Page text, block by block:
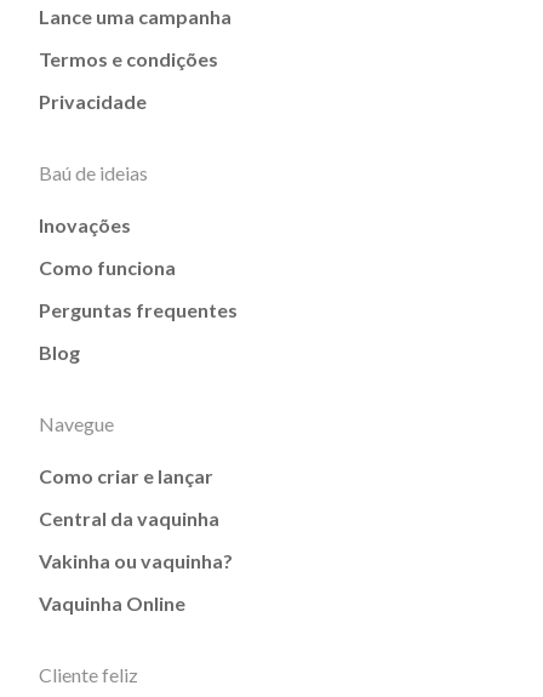
Lance uma campanha
Termos e condições
Privacidade
Baú de ideias
Inovações
Como funciona
Perguntas frequentes
Blog
Navegue
Como criar e lançar
Central da vaquinha
Vakinha ou vaquinha?
Vaquinha Online
Cliente feliz